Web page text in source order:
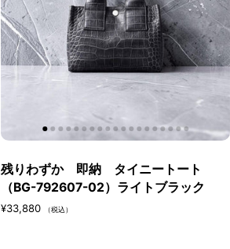
残りわずか 即納 タイニートート
（BG-792607-02）ライトブラック
¥33,880 （税込）